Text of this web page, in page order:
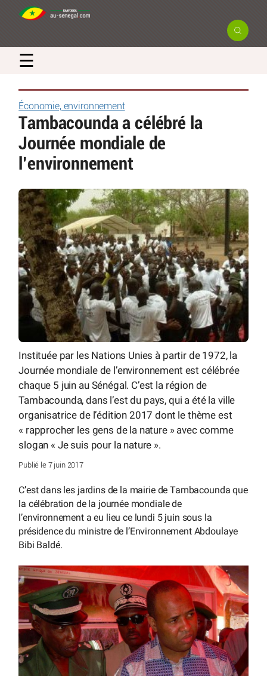
☰
Économie, environnement
Tambacounda a célébré la
Journée mondiale de
l’environnement
Instituée par les Nations Unies à partir de 1972, la
Journée mondiale de l’environnement est célébrée
chaque 5 juin au Sénégal. C’est la région de
Tambacounda, dans l’est du pays, qui a été la ville
organisatrice de l’édition 2017 dont le thème est
« rapprocher les gens de la nature » avec comme
slogan « Je suis pour la nature ».
Publié le 7 juin 2017
C’est dans les jardins de la mairie de Tambacounda que
la célébration de la journée mondiale de
l’environnement a eu lieu ce lundi 5 juin sous la
présidence du ministre de l’Environnement Abdoulaye
Bibi Baldé.